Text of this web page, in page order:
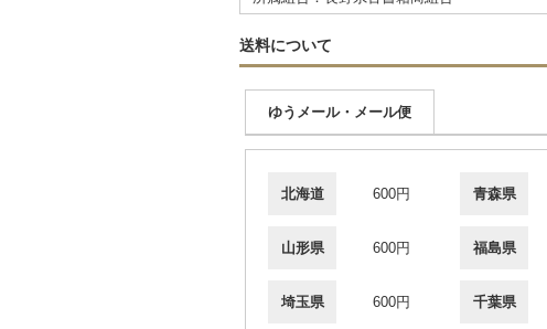
送料について
ゆうメール・メール便
北海道 600円 青森県
山形県 600円 福島県
埼玉県 600円 千葉県